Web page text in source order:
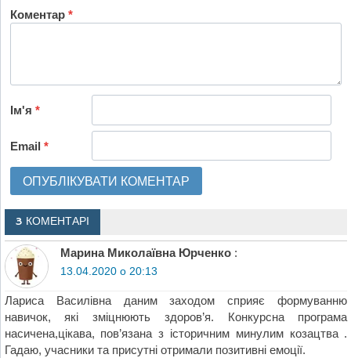
Коментар*
Ім'я*
Email*
3 КОМЕНТАРІ
Марина Миколаївна Юрченко :
13.04.2020 о 20:13
Лариса Василівна даним заходом сприяє формуванню
навичок, які зміцнюють здоров’я. Конкурсна програма
насичена,цікава, пов’язана з історичним минулим козацтва .
Гадаю, учасники та присутні отримали позитивні емоції.